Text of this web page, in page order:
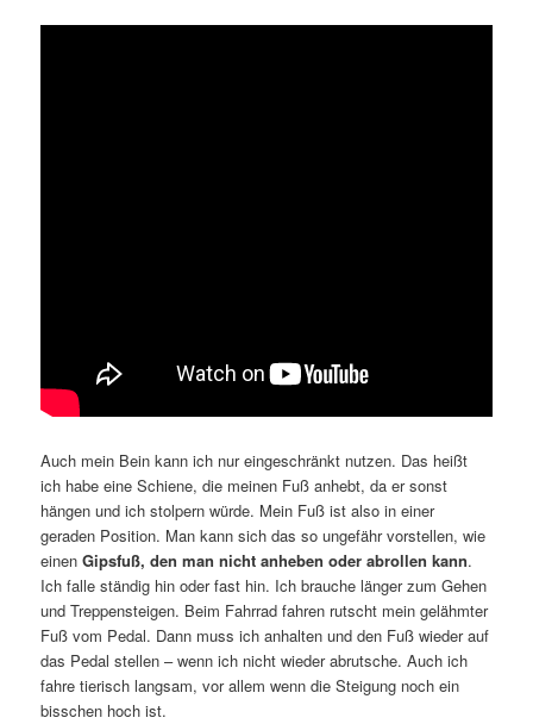
Auch mein Bein kann ich nur eingeschränkt nutzen. Das heißt
ich habe eine Schiene, die meinen Fuß anhebt, da er sonst
hängen und ich stolpern würde. Mein Fuß ist also in einer
geraden Position. Man kann sich das so ungefähr vorstellen, wie
einenGipsfuß, den man nicht anheben oder abrollen kann.
Ich falle ständig hin oder fast hin. Ich brauche länger zum Gehen
und Treppensteigen. Beim Fahrrad fahren rutscht mein gelähmter
Fuß vom Pedal. Dann muss ich anhalten und den Fuß wieder auf
das Pedal stellen – wenn ich nicht wieder abrutsche. Auch ich
fahre tierisch langsam, vor allem wenn die Steigung noch ein
bisschen hoch ist.